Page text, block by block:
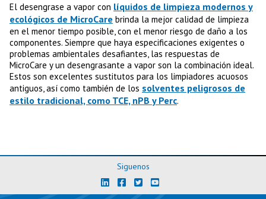
El desengrase a vapor con líquidos de limpieza modernos y
ecológicos de MicroCare brinda la mejor calidad de limpieza
en el menor tiempo posible, con el menor riesgo de daño a los
componentes. Siempre que haya especificaciones exigentes o
problemas ambientales desafiantes, las respuestas de
MicroCare y un desengrasante a vapor son la combinación ideal.
Estos son excelentes sustitutos para los limpiadores acuosos
antiguos, así como también de los solventes peligrosos de
estilo tradicional, como TCE, nPB y Perc.
Siguenos